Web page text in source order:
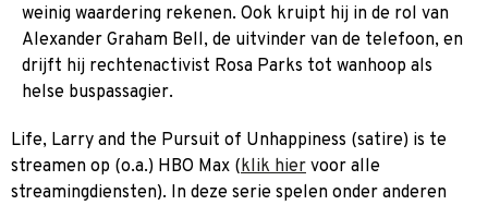
weinig waardering rekenen. Ook kruipt hij in de rol van
Alexander Graham Bell, de uitvinder van de telefoon, en
drijft hij rechtenactivist Rosa Parks tot wanhoop als
helse buspassagier.
Life, Larry and the Pursuit of Unhappiness (satire) is te
streamen op (o.a.) HBO Max (klik hier voor alle
streamingdiensten). In deze serie spelen onder anderen